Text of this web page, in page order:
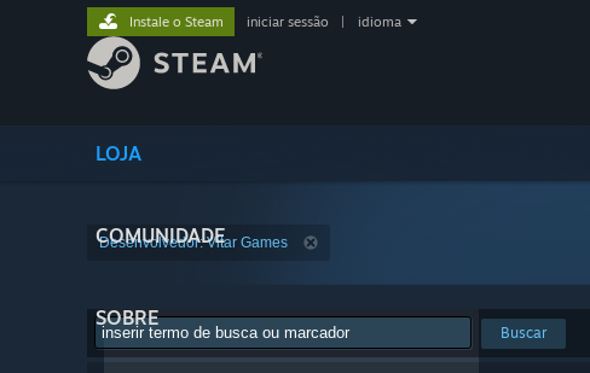
LOJA
COMUNIDADE
SOBRE
Instale o Steam iniciar sessão idioma
Desenvolvedor: Vitar Games
Buscar